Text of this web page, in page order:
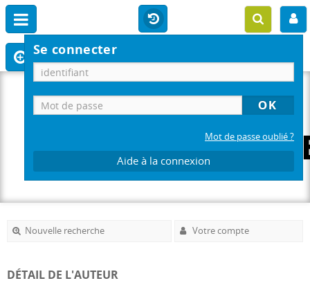
Se connecter
Mot de passe oublié ?
Aide à la connexion
Nouvelle recherche Votre compte
DÉTAIL DE L'AUTEUR